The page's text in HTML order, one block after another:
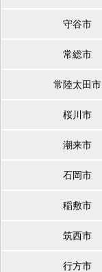
守谷市
常総市
常陸太田市
桜川市
潮来市
石岡市
稲敷市
筑西市
行方市